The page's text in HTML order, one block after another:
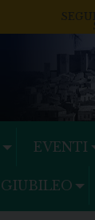
EVENTI
GIUBILEO